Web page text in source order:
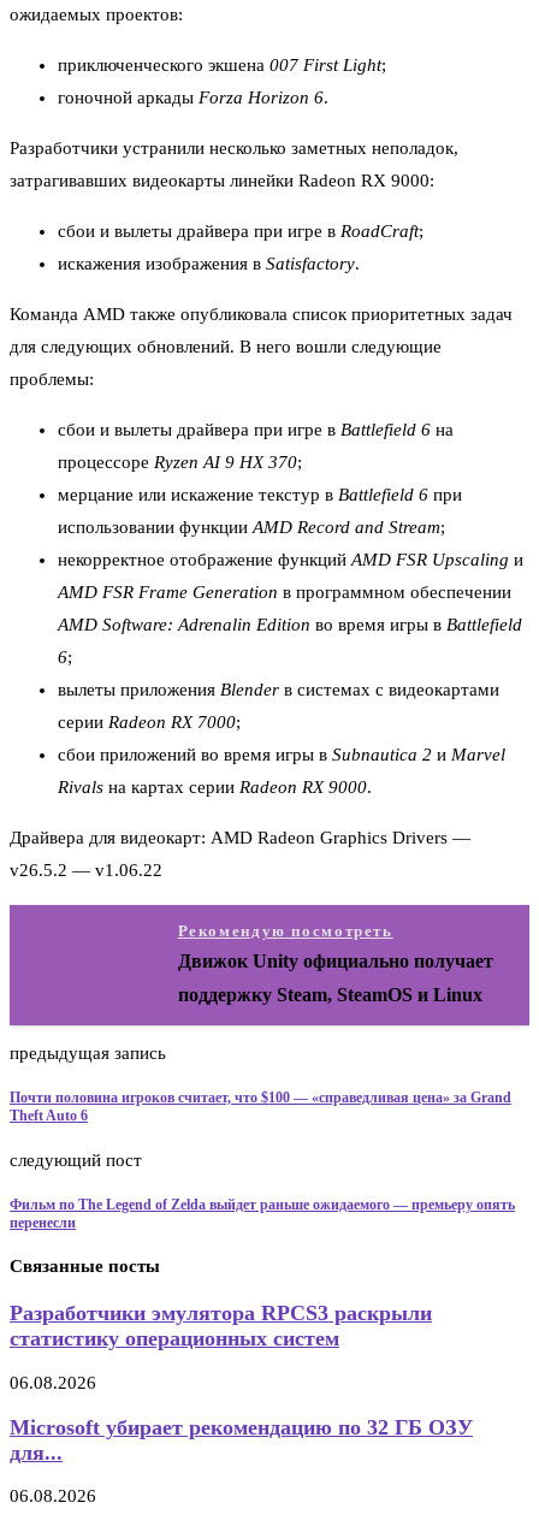
ожидаемых проектов:
приключенческого экшена 007 First Light;
гоночной аркады Forza Horizon 6.
Разработчики устранили несколько заметных неполадок,
затрагивавших видеокарты линейки Radeon RX 9000:
сбои и вылеты драйвера при игре в RoadCraft;
искажения изображения в Satisfactory.
Команда AMD также опубликовала список приоритетных задач
для следующих обновлений. В него вошли следующие
проблемы:
сбои и вылеты драйвера при игре в Battlefield 6 на
процессоре Ryzen AI 9 HX 370;
мерцание или искажение текстур в Battlefield 6 при
использовании функцииAMD Record and Stream;
некорректное отображение функцийAMD FSR Upscaling и
AMD FSR Frame Generation в программном обеспечении
AMD Software: Adrenalin Edition во время игры в Battlefield
6;
вылеты приложения Blender в системах с видеокартами
серии Radeon RX 7000;
сбои приложений во время игры в Subnautica 2 и Marvel
Rivals на картах серии Radeon RX 9000.
Драйвера для видеокарт: AMD Radeon Graphics Drivers —
v26.5.2 — v1.06.22
Рекомендую посмотреть
Движок Unity официально получает
поддержку Steam, SteamOS и Linux
предыдущая запись
Почти половина игроков считает, что $100 — «справедливая цена» за Grand
Theft Auto 6
следующий пост
Фильм по The Legend of Zelda выйдет раньше ожидаемого — премьеру опять
перенесли
Связанные посты
Разработчики эмулятора RPCS3 раскрыли
статистику операционных систем
06.08.2026
Microsoft убирает рекомендацию по 32 ГБ ОЗУ
для...
06.08.2026